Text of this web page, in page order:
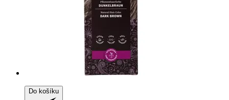
Do košíku